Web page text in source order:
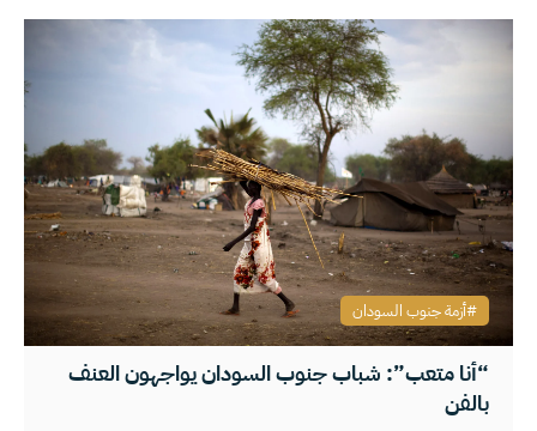
“أنا متعب”: شباب جنوب السودان يواجهون العنف
بالفن
أزمة جنوب السودان